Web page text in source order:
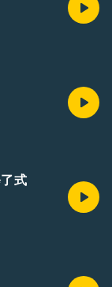
式